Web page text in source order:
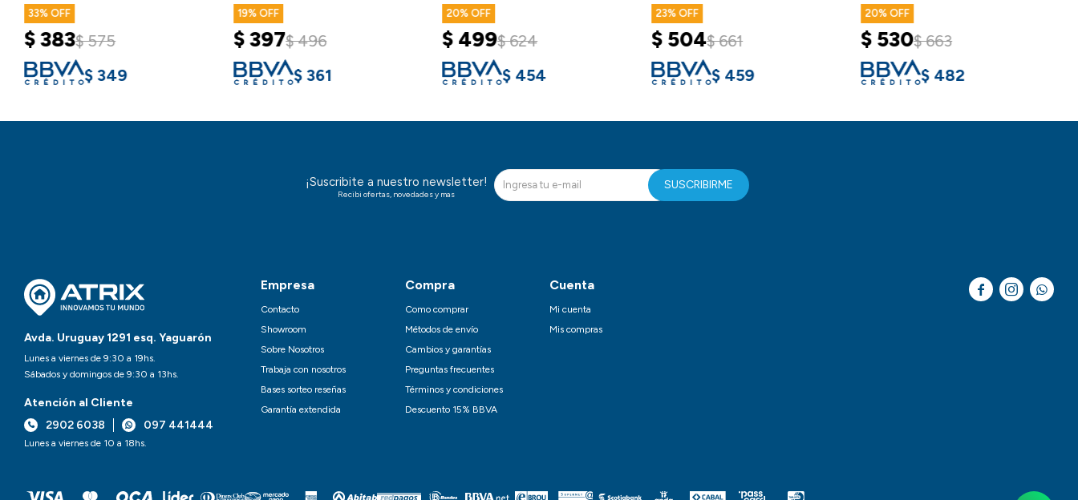
33
$383$ 575
$ 349
19
$397$ 496
$ 361
20
$ 499$ 624
$ 454
23
$ 504$ 661
$ 459
20
$ 530$ 663
$ 482
Avda. Uruguay 1291 esq. Yaguarón
Lunes a viernes de 9:30 a 19hs.
Sábados y domingos de 9:30 a 13hs.
Atención al Cliente
2902 6038
097 441444
Lunes a viernes de 10 a 18hs.
Empresa
Contacto
Showroom
Sobre Nosotros
Trabaja con nosotros
Bases sorteo reseñas
Garantía extendida
Compra
Como comprar
Métodos de envío
Cambios y garantías
Preguntas frecuentes
Términos y condiciones
Descuento 15% BBVA
Cuenta
Mi cuenta
Mis compras
¡Suscribite a nuestro newsletter!
Recibi ofertas, novedades y mas
SUSCRIBIRME
  